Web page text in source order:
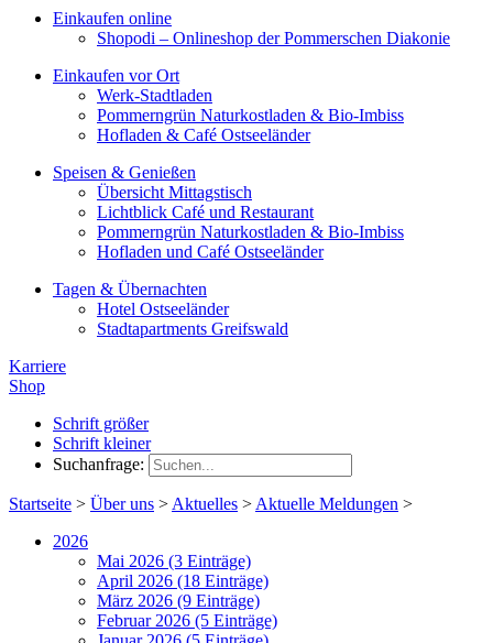
Einkaufen online
Shopodi – Onlineshop der Pommerschen Diakonie
Einkaufen vor Ort
Werk-Stadtladen
Pommerngrün Naturkostladen & Bio-Imbiss
Hofladen & Café Ostseeländer
Speisen & Genießen
Übersicht Mittagstisch
Lichtblick Café und Restaurant
Pommerngrün Naturkostladen & Bio-Imbiss
Hofladen und Café Ostseeländer
Tagen & Übernachten
Hotel Ostseeländer
Stadtapartments Greifswald
Karriere
Shop
Schrift größer
Schrift kleiner
Suchanfrage:
Startseite > Über uns > Aktuelles > Aktuelle Meldungen >
2026
Mai 2026 (3 Einträge)
April 2026 (18 Einträge)
März 2026 (9 Einträge)
Februar 2026 (5 Einträge)